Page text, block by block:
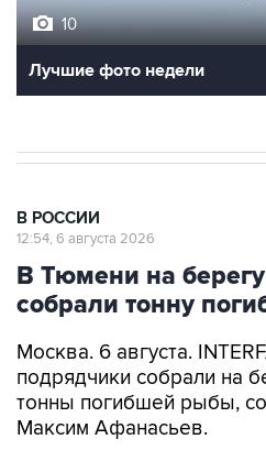
10
Лучшие фото недели
В РОССИИ
12:54, 6 августа 2026
В Тюмени на
собрали тонну
Москва. 6 августа.
подрядчики собрали на
тонны погибшей рыбы,
Максим Афанасьев.